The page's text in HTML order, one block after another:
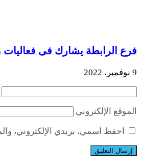
فرع الرابطة يشارك فى فعاليات
9 نوفمبر، 2022
الموقع الإلكتروني
احفظ اسمي، بريدي الإلكتروني،